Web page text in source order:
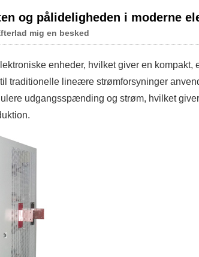
og pålideligheden i moderne
mig en besked
enheder, hvilket giver en kompakt,
traditionelle lineære strømforsyninger
udgangsspænding og strøm, hvilket